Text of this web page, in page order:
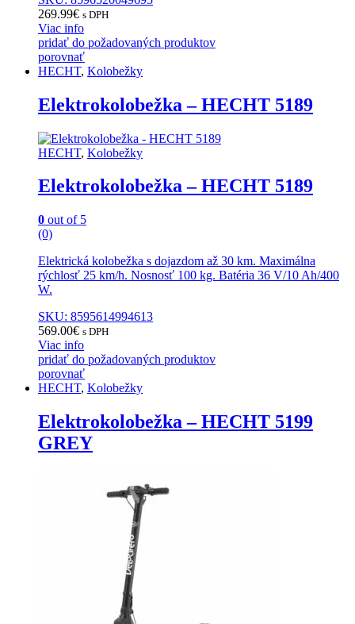
269.99€ s DPH
Viac info
pridať do požadovaných produktov
porovnať
HECHT, Kolobežky
Elektrokolobežka – HECHT 5189
HECHT, Kolobežky
Elektrokolobežka – HECHT 5189
0 out of 5
(0)
Elektrická kolobežka s dojazdom až 30 km. Maximálna
rýchlosť 25 km/h. Nosnosť 100 kg. Batéria 36 V/10 Ah/400
W.
SKU: 8595614994613
569.00€ s DPH
Viac info
pridať do požadovaných produktov
porovnať
HECHT, Kolobežky
Elektrokolobežka – HECHT 5199
GREY